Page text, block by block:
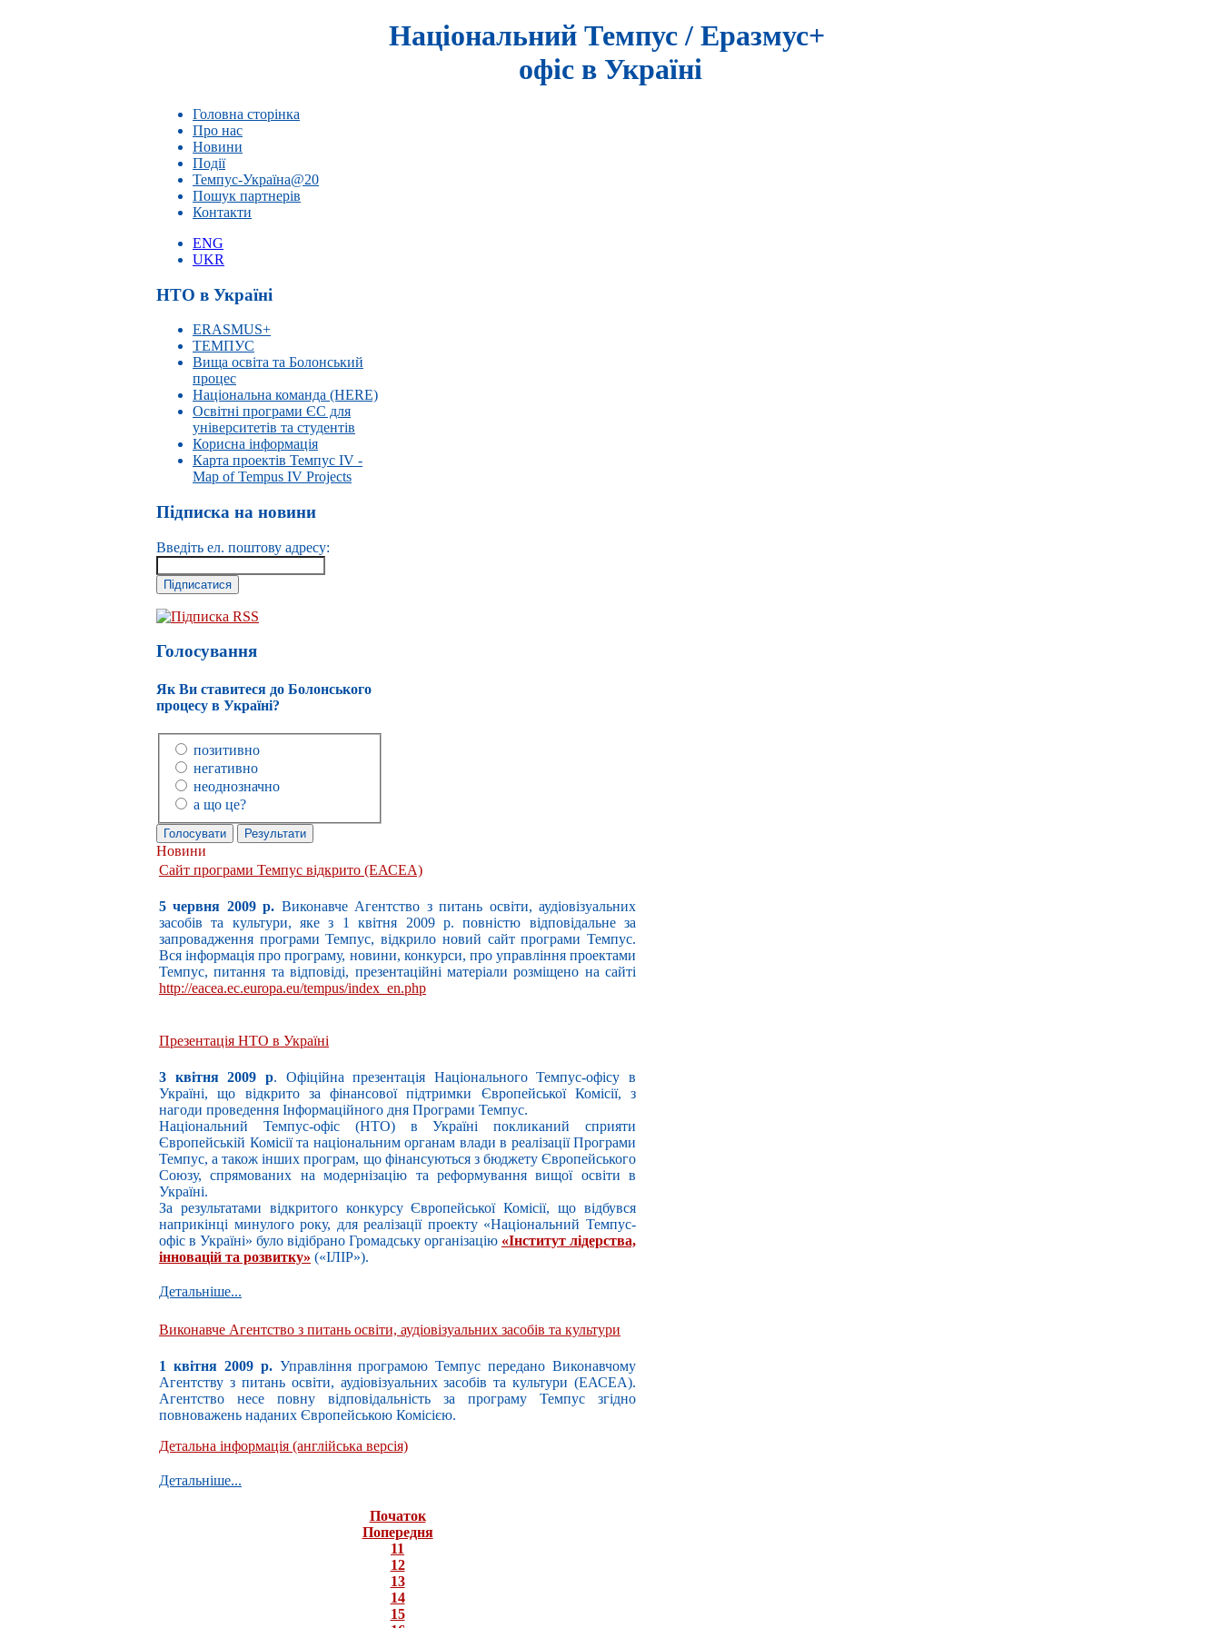
Національний Темпус / Еразмус+
офіс в Україні
Головна сторінка
Про нас
Новини
Події
Темпус-Україна@20
Пошук партнерів
Контакти
ENG
UKR
НТО в Україні
ERASMUS+
ТЕМПУС
Вища освіта та Болонський
процес
Національна команда (HERE)
Освітні програми ЄС для
університетів та студентів
Корисна інформація
Карта проектів Темпус IV -
Map of Tempus IV Projects
Підписка на новини
Введіть ел. поштову адресу:
Підписка RSS
Голосування
Як Ви ставитеся до Болонського
процесу в Україні?
позитивно
негативно
неоднозначно
а що це?
Новини
Сайт програми Темпус відкрито (ЕАСЕА)
5 червня 2009 р. Виконавче Агентство з питань освіти, аудіовізуальних
засобів та культури, яке з 1 квітня 2009 р. повністю відповідальне за
запровадження програми Темпус, відкрило новий сайт програми Темпус.
Вся інформація про програму, новини, конкурси, про управління проектами
Темпус, питання та відповіді, презентаційні матеріали розміщено на сайті
http://eacea.ec.europa.eu/tempus/index_en.php
Презентація НТО в Україні
3 квітня 2009 р. Офіційна презентація Національного Темпус-офісу в
Україні, що відкрито за фінансової підтримки Європейської Комісії, з
нагоди проведення Інформаційного дня Програми Темпус.
Національний Темпус-офіс (НТО) в Україні покликаний сприяти
Європейській Комісії та національним органам влади в реалізації Програми
Темпус, а також інших програм, що фінансуються з бюджету Європейського
Союзу, спрямованих на модернізацію та реформування вищої освіти в
Україні.
За результатами відкритого конкурсу Європейської Комісії, що відбувся
наприкінці минулого року, для реалізації проекту «Національний Темпус-
офіс в Україні» було відібрано Громадську організацію «Інститут лідерства,
інновацій та розвитку» («ІЛІР»).
Детальніше...
Виконавче Агентство з питань освіти, аудіовізуальних засобів та культури
1 квітня 2009 р.Управління програмою Темпус передано Виконавчому
Агентству з питань освіти, аудіовізуальних засобів та культури (ЕАСЕА).
Агентство несе повну відповідальність за програму Темпус згідно
повноважень наданих Європейською Комісією.
Детальна інформація (англійська версія)
Детальніше...
Початок
Попередня
11
12
13
14
15